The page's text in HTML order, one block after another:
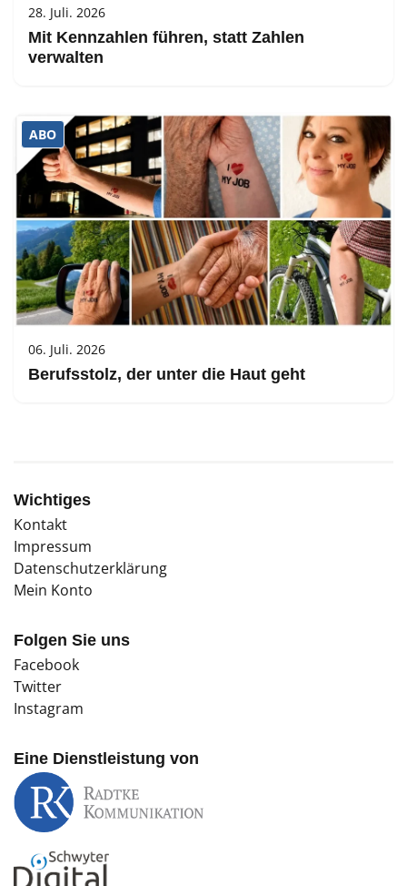
28. Juli. 2026
Mit Kennzahlen führen, statt Zahlen
verwalten
ABO
06. Juli. 2026
Berufsstolz, der unter die Haut geht
Wichtiges
Kontakt
Impressum
Datenschutzerklärung
Mein Konto
Folgen Sie uns
Facebook
Twitter
Instagram
Eine Dienstleistung von